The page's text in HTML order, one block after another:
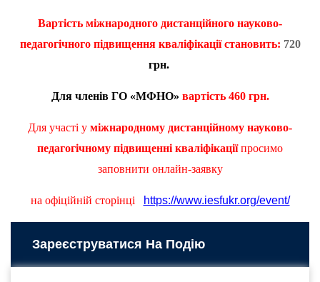
Вартість міжнародного дистанційного науково-
педагогічного підвищення кваліфікації становить: 720
грн.
Для членів ГО «МФНО» вартість 460 грн.
Для участі у міжнародному дистанційному науково-
педагогічному підвищенні кваліфікаціїпросимо
заповнити онлайн-заявку
на офіційній сторінці https://www.iesfukr.org/event/
Зареєструватися На Подію